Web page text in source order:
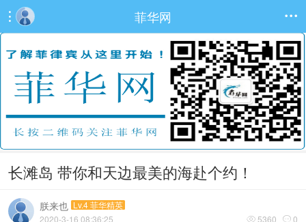
 菲华网 
长滩岛 带你和天边最美的海赴个约！
朕来也 Lv.4 菲华精英
 5360  0
2020-3-16 08:36:25